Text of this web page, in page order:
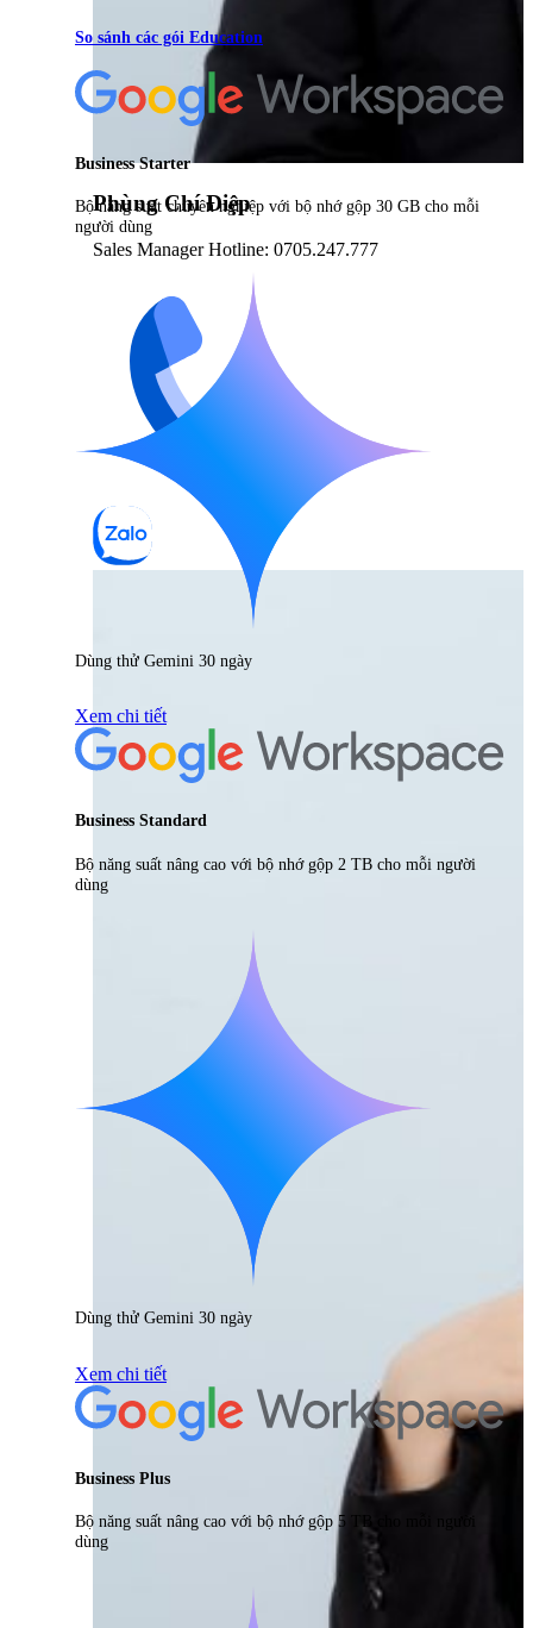
Phùng Chí Điệp
Sales Manager Hotline: 0705.247.777
So sánh các gói Education
Business Starter
Bộ năng suất chuyên nghiệp với bộ nhớ gộp 30 GB cho mỗi
người dùng
Dùng thử Gemini 30 ngày
Xem chi tiết
Business Standard
Bộ năng suất nâng cao với bộ nhớ gộp 2 TB cho mỗi người
dùng
Dùng thử Gemini 30 ngày
Xem chi tiết
Business Plus
Bộ năng suất nâng cao với bộ nhớ gộp 5 TB cho mỗi người
dùng